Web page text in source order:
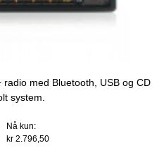
med Bluetooth, USB og CD
system.
Nå kun:
kr 2.796,50